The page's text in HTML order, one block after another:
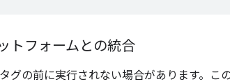
トフォームとの統合
グの前に実行されない場合があります。こ